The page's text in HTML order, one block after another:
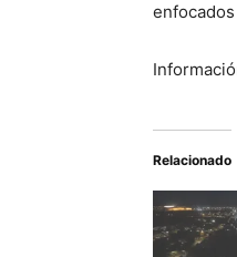
Relacionado